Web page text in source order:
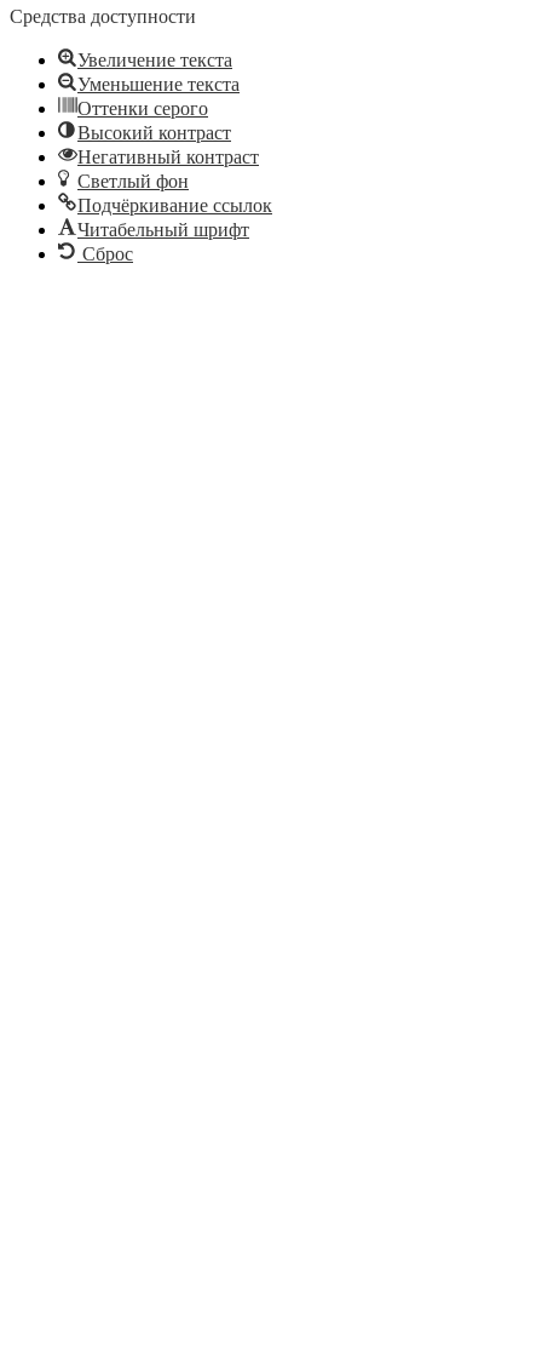
Средства доступности
Увеличение текста
Уменьшение текста
Оттенки серого
Высокий контраст
Негативный контраст
Светлый фон
Подчёркивание ссылок
Читабельный шрифт
Сброс